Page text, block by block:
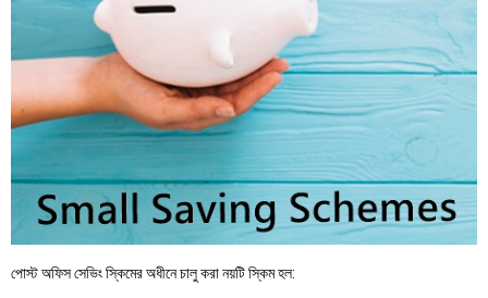
পোস্ট অফিস সেভিং স্কিমের অধীনে চালু করা নয়টি স্কিম হল: